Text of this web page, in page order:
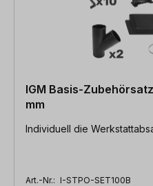
IGM Basis-
mm
Individuell die
Art.-Nr.: I-STPO-SET100B